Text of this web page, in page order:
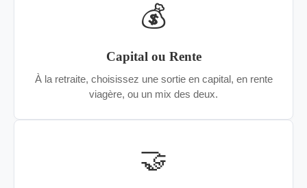
💰
Capital ou Rente
À la retraite, choisissez une sortie en capital, en rente
viagère, ou un mix des deux.
🤝